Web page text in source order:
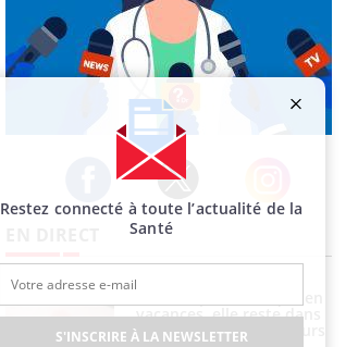
Facebook Twitter Instagram
vacances, elle reste dans
le coma pendant 42 jours
une nouvelle arme contre
les réactions sévères
Restez connecté à toute l’actualité de la
Santé
S'INSCRIRE À LA NEWSLETTER